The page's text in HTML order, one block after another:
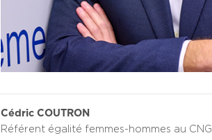
Cédric COUTRON
Référent égalité femmes-hommes au CNG